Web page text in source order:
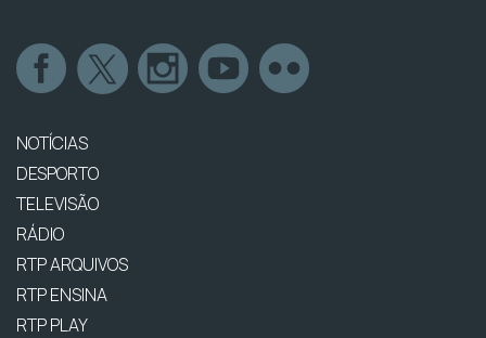
NOTÍCIAS
DESPORTO
TELEVISÃO
RÁDIO
RTP ARQUIVOS
RTP ENSINA
RTP PLAY